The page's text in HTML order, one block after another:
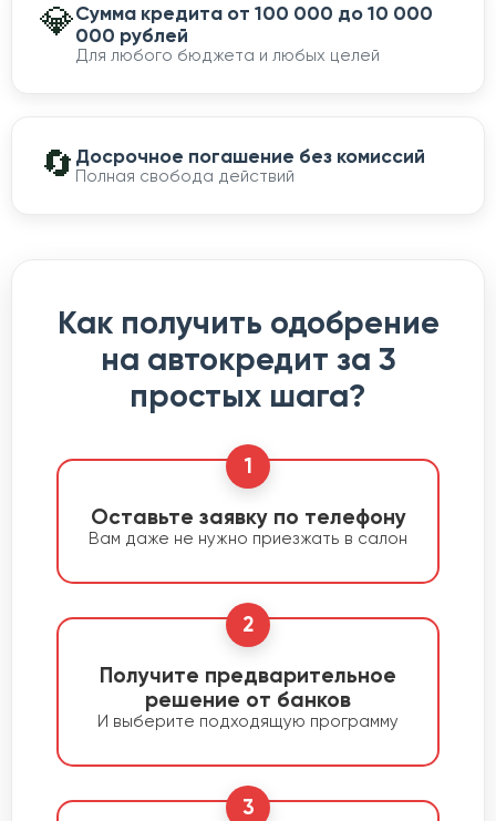
💎Сумма кредита от 100 000 до 10 000
000 рублей
Для любого бюджета и любых целей
🔄 Досрочное погашение без комиссий
Полная свобода действий
Как получить одобрение
на автокредит за 3
простых шага?
1
Оставьте заявку по телефону
Вам даже не нужно приезжать в салон
2
Получите предварительное
решение от банков
И выберите подходящую программу
3